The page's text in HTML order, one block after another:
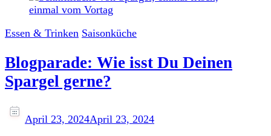
Essen & Trinken Saisonküche
Blogparade: Wie isst Du Deinen
Spargel gerne?
April 23, 2024April 23, 2024